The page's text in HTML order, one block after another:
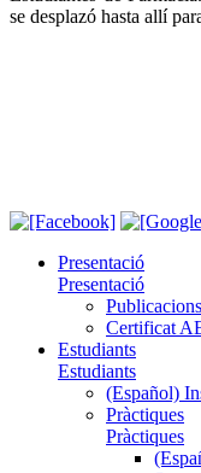
se desplazó hasta allí
Presentació
Presentació
Publicacions
Certificat
Estudiants
Estudiants
(Español)
Pràctiques
Pràctiques